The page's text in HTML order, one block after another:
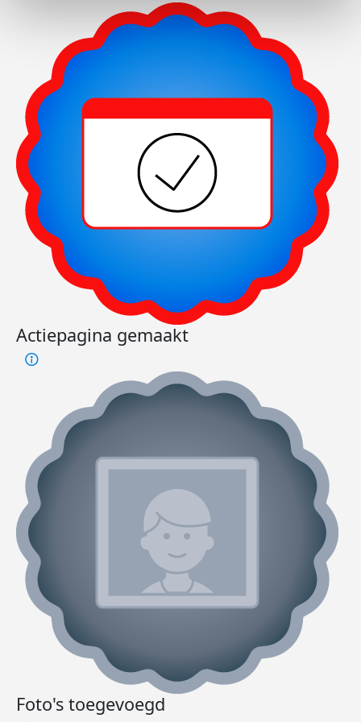
Actiepagina gemaakt
Foto's toegevoegd